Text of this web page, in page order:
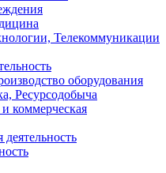
Телекоммуникации
оборудования
Ресурсодобыча
коммерческая